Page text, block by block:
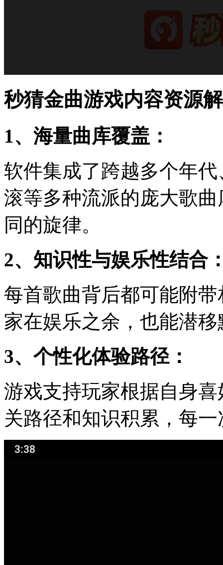
秒猜金曲游戏内容资源
1、海量曲库覆盖：
软件集成了跨越多个年
滚等多种流派的庞大歌
同的旋律。
2、知识性与娱乐性结合
每首歌曲背后都可能附
家在娱乐之余，也能潜
3、个性化体验路径：
游戏支持玩家根据自身
关路径和知识积累，每